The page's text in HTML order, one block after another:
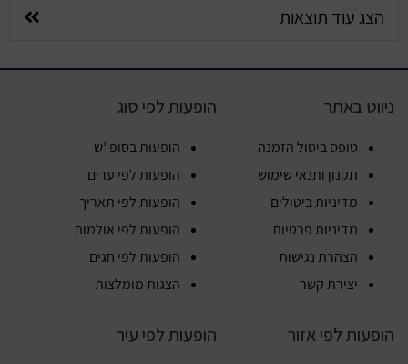
הצג עוד תוצאות
ניווט באתר
טופס ביטול הזמנה
תקנון ותנאי שימוש
מדיניות ביטולים
מדיניות פרטיות
הצהרת נגישות
יצירת קשר
הופעות לפי סוג
הופעות בסופ"ש
הופעות לפי ערים
הופעות לפי תאריך
הופעות לפי אולמות
הופעות לפי חגים
הצגות מומלצות
הופעות לפי אזור הופעות לפי עיר